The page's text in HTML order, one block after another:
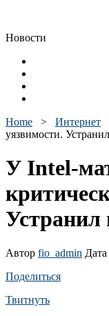
Новости
Home > Интернет
уязвимости.
У Intel-
Устранил
Автор fio_admin
Поделиться
Твитнуть